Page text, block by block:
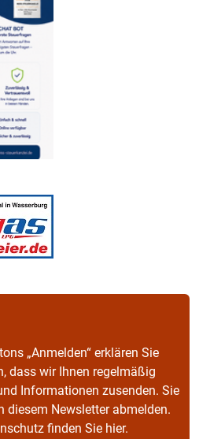
„Anmelden“ erklären Sie
dass wir Ihnen regelmäßig
Informationen zusenden. Sie
diesem Newsletter abmelden.
finden Sie hier.